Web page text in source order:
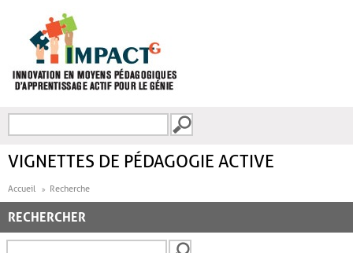
FORMULAIRE DE
VIGNETTES DE PÉDAGOGIE ACTIVE
Accueil Recherche
RECHERCHER